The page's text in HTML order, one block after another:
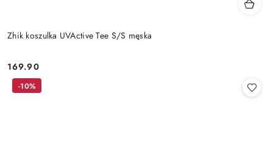
Zhik koszulka UVActive Tee S/S męska
Cena:
169.90
-10%